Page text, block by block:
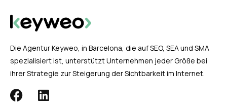
Die Agentur Keyweo, in Barcelona, die auf SEO, SEA und SMA
spezialisiert ist, unterstützt Unternehmen jeder Größe bei
ihrer Strategie zur Steigerung der Sichtbarkeit im Internet.